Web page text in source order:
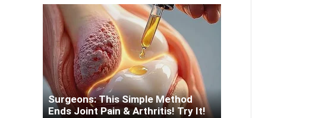
Surgeons: This Simple Method
Ends Joint Pain & Arthritis! Try It!